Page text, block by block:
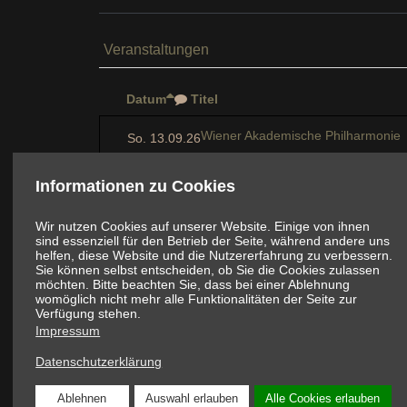
Informationen zu Cookies
Wir nutzen Cookies auf unserer Website. Einige von ihnen
sind essenziell für den Betrieb der Seite, während andere uns
helfen, diese Website und die Nutzererfahrung zu verbessern.
Sie können selbst entscheiden, ob Sie die Cookies zulassen
möchten. Bitte beachten Sie, dass bei einer Ablehnung
womöglich nicht mehr alle Funktionalitäten der Seite zur
Verfügung stehen.
Impressum
Datenschutzerklärung
Ablehnen Auswahl erlauben Alle Cookies erlauben
Veranstaltungen
Datum Titel
So. 13.09.26Wiener Akademische Philharmonie
Sa. 12.12.26Jeunesse-Konzerte in Österreich
Do. 21.01.2784. Ball der Wiener Philharmoniker
Sa. 23.01.27Ball der Industrie & Technik